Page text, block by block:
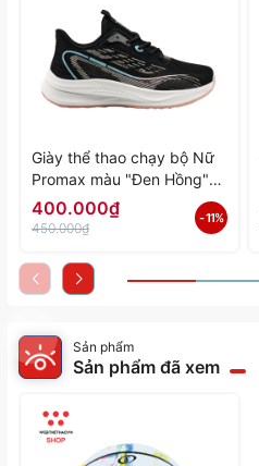
Giày thể thao chạy bộ Nữ
Promax màu "Đen Hồng"
PR-2206-06 - Hàng Chính
Hãng
400.000₫
450.000₫
- 11%
Sản phẩm
Sản phẩm đã xem